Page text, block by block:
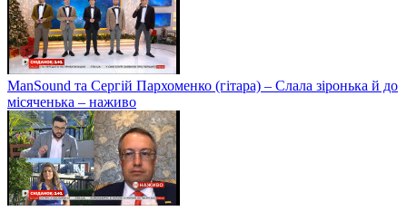
ManSound та Сергій Пархоменко (гітара) – Слала зіронька й до
місяченька – наживо